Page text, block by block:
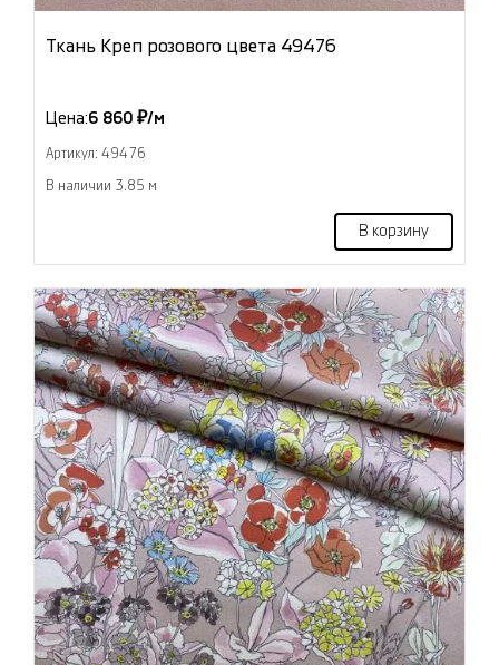
Ткань Креп розового цвета 49476
Цена:6 860 ₽/м
Артикул: 49476
В наличии 3.85 м
В корзину